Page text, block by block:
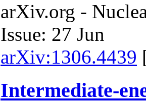
arXiv.org -
Issue: 27 Jun
arXiv:1306.4439
Intermediate-